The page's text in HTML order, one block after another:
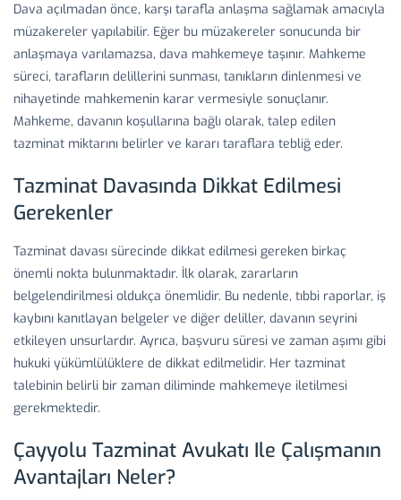
Dava açılmadan önce, karşı tarafla anlaşma sağlamak amacıyla
müzakereler yapılabilir. Eğer bu müzakereler sonucunda bir
anlaşmaya varılamazsa, dava mahkemeye taşınır. Mahkeme
süreci, tarafların delillerini sunması, tanıkların dinlenmesi ve
nihayetinde mahkemenin karar vermesiyle sonuçlanır.
Mahkeme, davanın koşullarına bağlı olarak, talep edilen
tazminat miktarını belirler ve kararı taraflara tebliğ eder.
Tazminat Davasında Dikkat Edilmesi
Gerekenler
Tazminat davası sürecinde dikkat edilmesi gereken birkaç
önemli nokta bulunmaktadır. İlk olarak, zararların
belgelendirilmesi oldukça önemlidir. Bu nedenle, tıbbi raporlar, iş
kaybını kanıtlayan belgeler ve diğer deliller, davanın seyrini
etkileyen unsurlardır. Ayrıca, başvuru süresi ve zaman aşımı gibi
hukuki yükümlülüklere de dikkat edilmelidir. Her tazminat
talebinin belirli bir zaman diliminde mahkemeye iletilmesi
gerekmektedir.
Çayyolu Tazminat Avukatı Ile Çalışmanın
Avantajları Neler?